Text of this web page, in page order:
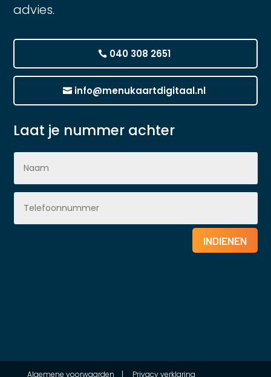
advies.
040 308 2651
info@menukaartdigitaal.nl
Laat je nummer achter
INDIENEN
Algemene voorwaarden | Privacy verklaring